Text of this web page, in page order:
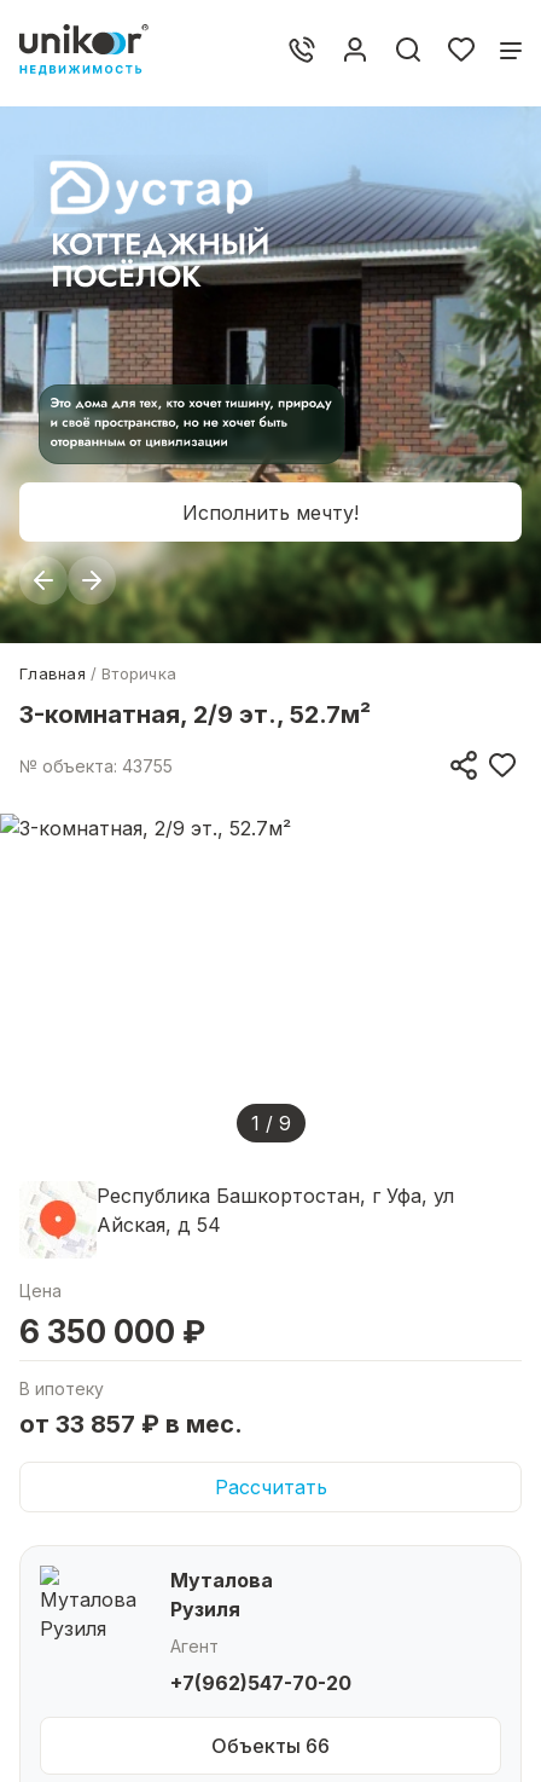
Исполнить мечту!
Главная Вторичка
3-комнатная, 2/9 эт., 52.7м²
№ объекта: 43755
1 / 9
Республика Башкортостан, г Уфа, ул
Айская, д 54
Цена
6 350 000 ₽
В ипотеку
от 33 857 ₽ в мес.
Рассчитать
Муталова
Рузиля
Агент
+7(962)547-70-20
Объекты 66